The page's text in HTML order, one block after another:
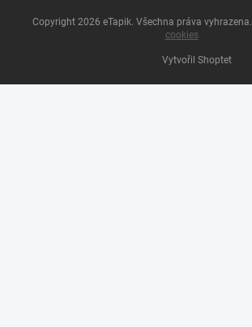
Vytvořil Shoptet
Copyright 2026 eTapik. Všechna práva vyhrazena.
cookies